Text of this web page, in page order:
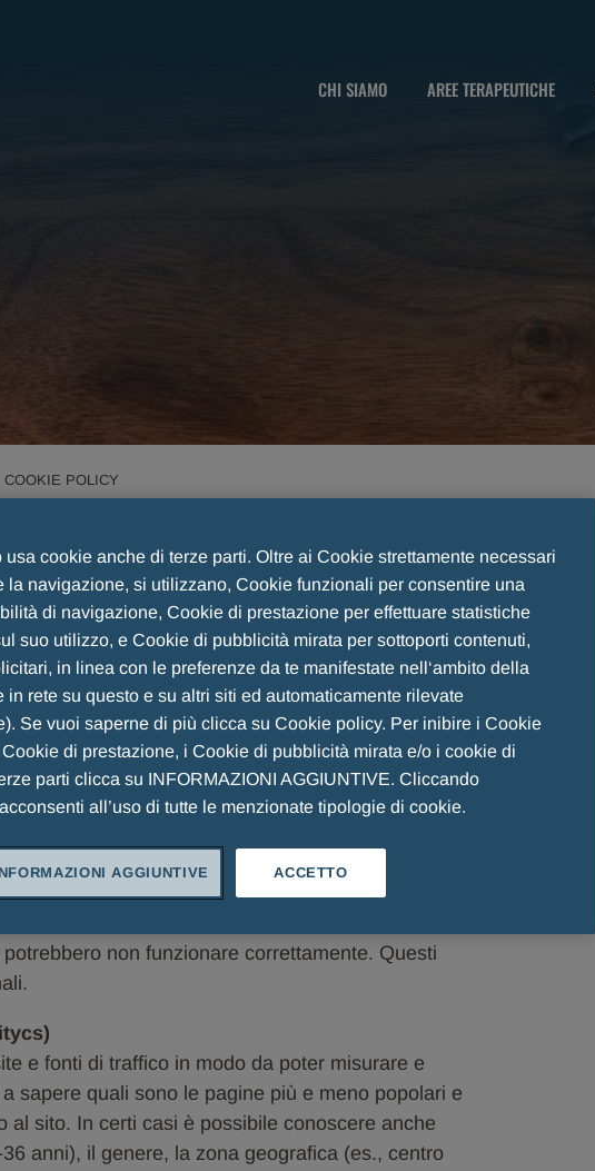
CHI SIAMO AREE TERAPEUTICHE
COOKIE POLICY
e personalizzare l’esperienza di navigazione
all’utilizzo dei cookies in conformità con
l’estensione del banner sintetico già
alla home page di questo Sito. I cookies
del sito e non possono essere disattivati. Di
azioni effettuate dall’utente che costituiscono una
preferenze di privacy, l'accesso o la compilazione
bloccare o avere avvisi riguardo questi cookie,
non funzionare correttamente. Questi
e fonti di traffico in modo da poter misurare e
sapere quali sono le pagine più e meno popolari e
al sito. In certi casi è possibile conoscere anche
anni), il genere, la zona geografica (es., centro
usa cookie anche di terze parti. Oltre ai Cookie strettamente necessari
la navigazione, si utilizzano, Cookie funzionali per consentire una
di navigazione, Cookie di prestazione per effettuare statistiche
suo utilizzo, e Cookie di pubblicità mirata per sottoporti contenuti,
in linea con le preferenze da te manifestate nell‘ambito della
in rete su questo e su altri siti ed automaticamente rilevate
Se vuoi saperne di più clicca su Cookie policy. Per inibire i Cookie
di prestazione, i Cookie di pubblicità mirata e/o i cookie di
parti clicca su INFORMAZIONI AGGIUNTIVE. Cliccando
all’uso di tutte le menzionate tipologie di cookie.
ACCETTO
AGGIUNTIVE